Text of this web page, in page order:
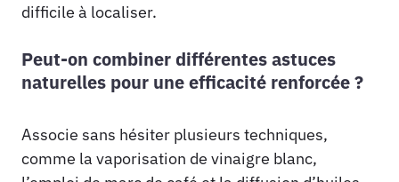
difficile à localiser.
Peut-on combiner différentes astuces
naturelles pour une efficacité renforcée ?
Associe sans hésiter plusieurs techniques,
comme la vaporisation de vinaigre blanc,